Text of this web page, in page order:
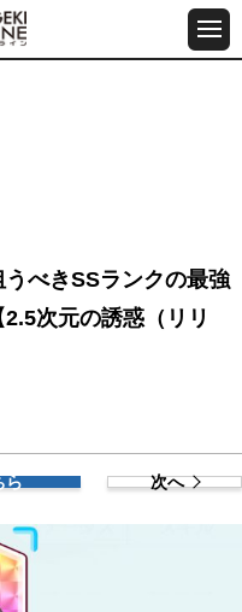
うべきSSランクの最強
次元の誘惑（リリ
ら 次へ